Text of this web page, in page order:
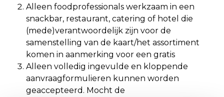
Alleen foodprofessionals werkzaam in een
snackbar, restaurant, catering of hotel die
(mede)verantwoordelijk zijn voor de
samenstelling van de kaart/het assortiment
komen in aanmerking voor een gratis
Alleen volledig ingevulde en kloppende
aanvraagformulieren kunnen worden
geaccepteerd. Mocht de